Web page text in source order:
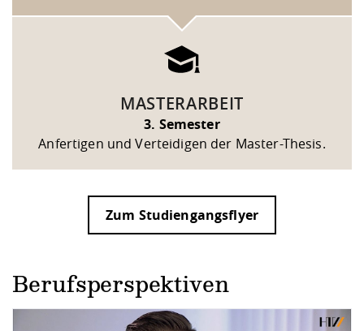
MASTERARBEIT
3. Semester
Anfertigen und Verteidigen der Master-Thesis.
Zum Studiengangsflyer
Berufsperspektiven
DATENSCHUTZHINWEIS